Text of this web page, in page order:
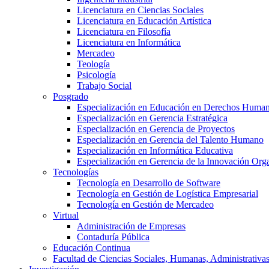
Licenciatura en Ciencias Sociales
Licenciatura en Educación Artística
Licenciatura en Filosofía
Licenciatura en Informática
Mercadeo
Teología
Psicología
Trabajo Social
Posgrado
Especialización en Educación en Derechos
Especialización en Gerencia Estratégica
Especialización en Gerencia de Proyectos
Especialización en Gerencia del Talento Humano
Especialización en Informática Educativa
Especialización en Gerencia de la Innovación
Tecnologías
Tecnología en Desarrollo de Software
Tecnología en Gestión de Logística Empresarial
Tecnología en Gestión de Mercadeo
Virtual
Administración de Empresas
Contaduría Pública
Educación Continua
Facultad de Ciencias Sociales, Humanas,